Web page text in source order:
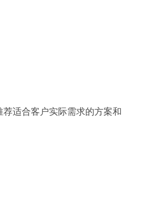
适合客户实际需求的方案和